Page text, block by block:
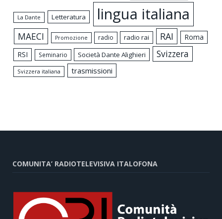
La Dante Letteratura lingua italiana
MAECI Promozione radio radio rai RAI
Roma
RSI
Seminario Società Dante Alighieri Svizzera
Svizzera italiana trasmissioni
COMUNITA’ RADIOTELEVISIVA ITALOFONA